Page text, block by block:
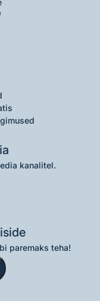
kanalitel.
paremaks teha!